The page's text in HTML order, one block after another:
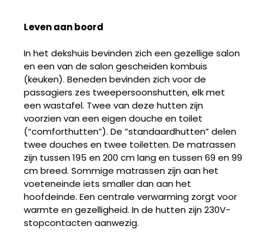
Leven aan boord
In het dekshuis bevinden zich een gezellige salon
en een van de salon gescheiden kombuis
(keuken). Beneden bevinden zich voor de
passagiers zes tweepersoonshutten, elk met
een wastafel. Twee van deze hutten zijn
voorzien van een eigen douche en toilet
(“comfort­hutten”). De “standaardhutten” delen
twee douches en twee toiletten. De matrassen
zijn tussen 195 en 200 cm lang en tussen 69 en 99
cm breed. Sommige matrassen zijn aan het
voeteneinde iets smaller dan aan het
hoofdeinde. Een centrale verwarming zorgt voor
warmte en gezelligheid. In de hutten zijn 230V-
stopcontacten aanwezig.